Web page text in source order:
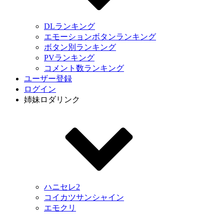
DLランキング
エモーションボタンランキング
ボタン別ランキング
PVランキング
コメント数ランキング
ユーザー登録
ログイン
姉妹ロダリンク
ハニセレ2
コイカツサンシャイン
エモクリ